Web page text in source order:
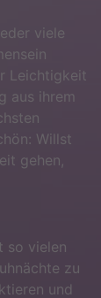
viele
Leichtigkeit
aus ihrem
Willst
gehen,
so vielen
zu
und